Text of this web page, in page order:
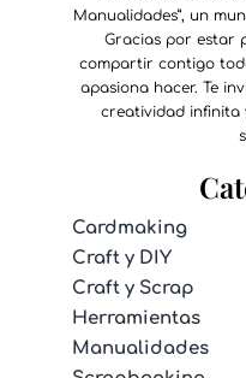
Manualidades”, un
Gracias por estar
compartir contigo
apasiona hacer. Te
creatividad infinita
Cardmaking
Craft y DIY
Craft y Scrap
Herramientas
Manualidades